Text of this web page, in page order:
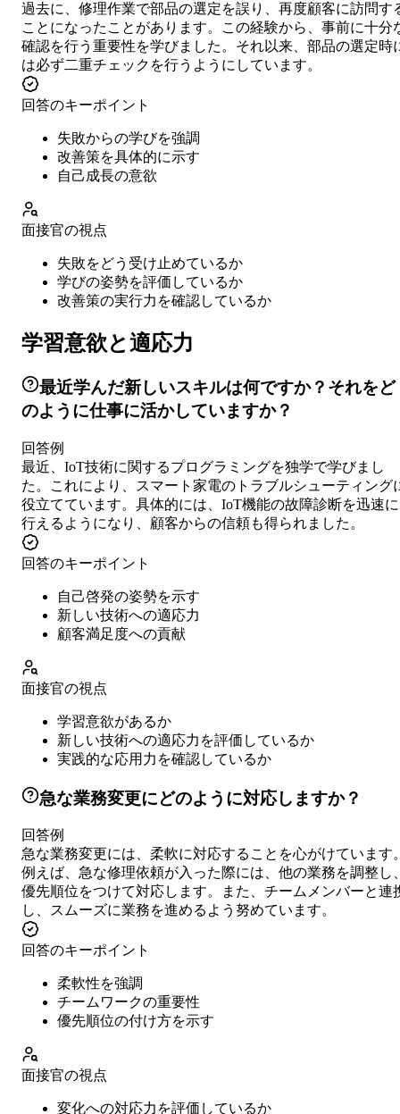
過去に、修理作業で部品の選定を誤り、再度顧客に訪問す
ことになったことがあります。この経験から、事前に十分
確認を行う重要性を学びました。それ以来、部品の選定時
は必ず二重チェックを行うようにしています。
回答のキーポイント
失敗からの学びを強調
改善策を具体的に示す
自己成長の意欲
面接官の視点
失敗をどう受け止めているか
学びの姿勢を評価しているか
改善策の実行力を確認しているか
学習意欲と適応力
最近学んだ新しいスキルは何ですか？それをど
のように仕事に活かしていますか？
回答例
最近、IoT技術に関するプログラミングを独学で学びまし
た。これにより、スマート家電のトラブルシューティング
役立てています。具体的には、IoT機能の故障診断を迅速に
行えるようになり、顧客からの信頼も得られました。
回答のキーポイント
自己啓発の姿勢を示す
新しい技術への適応力
顧客満足度への貢献
面接官の視点
学習意欲があるか
新しい技術への適応力を評価しているか
実践的な応用力を確認しているか
急な業務変更にどのように対応しますか？
回答例
急な業務変更には、柔軟に対応することを心がけています
例えば、急な修理依頼が入った際には、他の業務を調整し
優先順位をつけて対応します。また、チームメンバーと連
し、スムーズに業務を進めるよう努めています。
回答のキーポイント
柔軟性を強調
チームワークの重要性
優先順位の付け方を示す
面接官の視点
変化への対応力を評価しているか